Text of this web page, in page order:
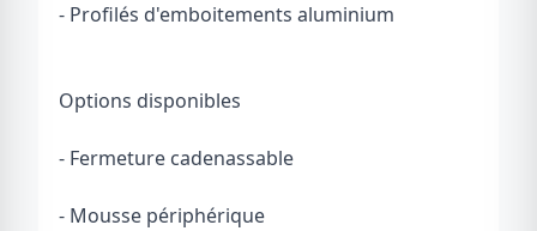
- Profilés d'emboitements aluminium
Options disponibles
- Fermeture cadenassable
- Mousse périphérique